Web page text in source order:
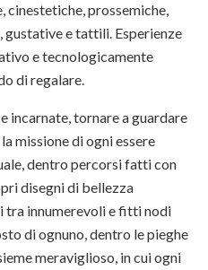
cinestetiche, prossemiche,
e tattili. Esperienze
e tecnologicamente
di regalare.
incarnate, tornare a guardare
missione di ogni essere
dentro percorsi fatti con
disegni di bellezza
tra innumerevoli e fitti nodi
di ognuno, dentro le pieghe
meraviglioso, in cui ogni